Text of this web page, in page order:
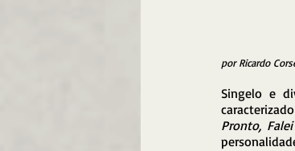
por Ricardo
Singelo e
Pronto, Falei